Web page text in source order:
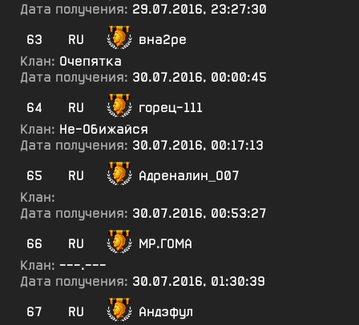
Дата получения: 29.07.2016, 23:27:30
63
RU
вна2ре
Клан: Очепятка
Дата получения: 30.07.2016, 00:00:45
64
RU
горец-111
Клан: Не-Обижайся
Дата получения: 30.07.2016, 00:17:13
65
RU
Адреналин_О07
Клан:
Дата получения: 30.07.2016, 00:53:27
66
RU
МР.ГОМА
Клан: ---.---
Дата получения: 30.07.2016, 01:30:39
67
RU Андэфул